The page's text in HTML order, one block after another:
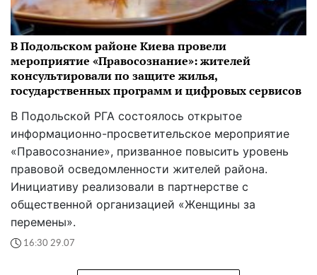
В Подольском районе Киева провели
мероприятие «Правосознание»: жителей
консультировали по защите жилья,
государственных программ и цифровых сервисов
В Подольской РГА состоялось открытое
информационно-просветительское мероприятие
«Правосознание», призванное повысить уровень
правовой осведомленности жителей района.
Инициативу реализовали в партнерстве с
общественной организацией «Женщины за
перемены».
16:30 29.07